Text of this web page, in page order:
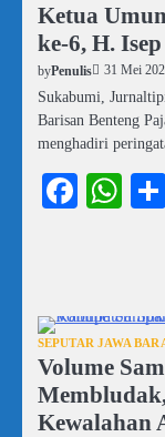
Ketua
ke-6, H.
byPenulis 31 Mei
Sukabumi,
Barisan Benteng
menghadiri
SEPUTAR JAWA
Volume
Kewalahan